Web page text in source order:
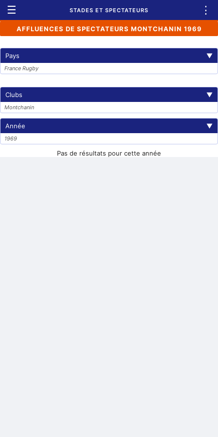
☰ STADES ET SPECTATEURS ⋮
AFFLUENCES DE SPECTATEURS MONTCHANIN 1969
Pays ▼
France Rugby
Clubs ▼
Montchanin
Année ▼
1969
Pas de résultats pour cette année